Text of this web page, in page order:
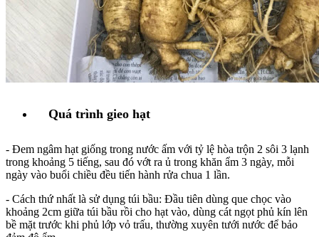
Quá trình gieo hạt
- Đem ngâm hạt giống trong nước ấm với tỷ lệ hòa trộn 2 sôi 3 lạnh
trong khoảng 5 tiếng, sau đó vớt ra ủ trong khăn ẩm 3 ngày, mỗi
ngày vào buổi chiều đều tiến hành rửa chua 1 lần.
- Cách thứ nhất là sử dụng túi bầu: Đầu tiên dùng que chọc vào
khoảng 2cm giữa túi bầu rồi cho hạt vào, dùng cát ngọt phủ kín lên
bề mặt trước khi phủ lớp vỏ trấu, thường xuyên tưới nước để bảo